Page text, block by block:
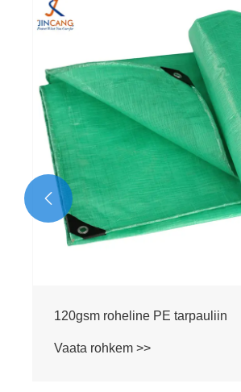
Must hõbe 240 neitsi PE tarpaulin
Vaata rohkem >>
